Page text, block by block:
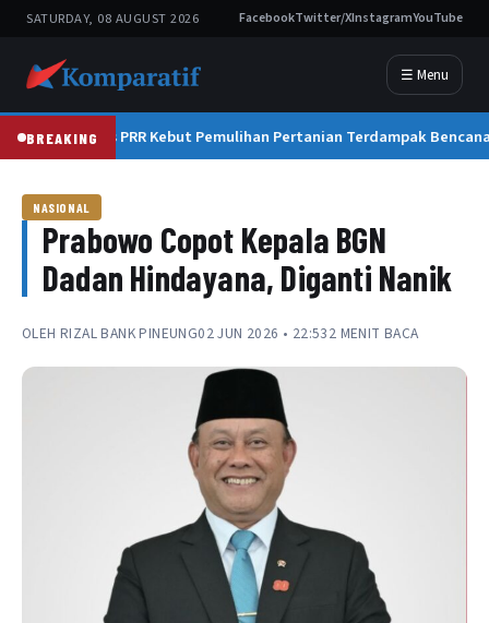
SATURDAY, 08 AUGUST 2026 FacebookTwitter/XInstagramYouTube
☰ Menu
BREAKINGSatgas PRR Kebut Pemulihan Pertanian Terdampak Bencana
NASIONAL
Prabowo Copot Kepala BGN
Dadan Hindayana, Diganti Nanik
OLEH RIZAL BANK PINEUNG02 JUN 2026 • 22:532 MENIT BACA